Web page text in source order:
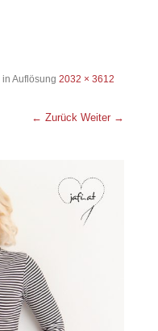
in Auflösung 2032 × 3612
← Zurück Weiter →